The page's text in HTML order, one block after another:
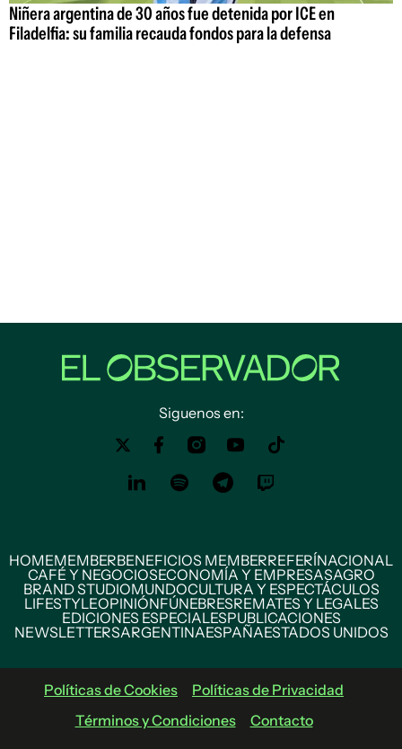
Niñera argentina de 30 años fue detenida por ICE en
Filadelfia: su familia recauda fondos para la defensa
Siguenos en:
HOMEMEMBERBENEFICIOS MEMBERREFERÍNACIONAL
CAFÉ Y NEGOCIOSECONOMÍA Y EMPRESASAGRO
BRAND STUDIOMUNDOCULTURA Y ESPECTÁCULOS
LIFESTYLEOPINIÓNFÚNEBRESREMATES Y LEGALES
EDICIONES ESPECIALESPUBLICACIONES
NEWSLETTERSARGENTINAESPAÑAESTADOS UNIDOS
Políticas de Cookies
Políticas de Privacidad
Términos y Condiciones
Contacto